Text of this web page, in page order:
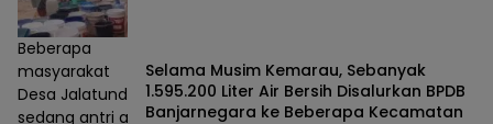
Beberapa
masyarakat
Desa Jalatunda
sedang antri air
Selama Musim Kemarau, Sebanyak
1.595.200 Liter Air Bersih Disalurkan BPDB
Banjarnegara ke Beberapa Kecamatan